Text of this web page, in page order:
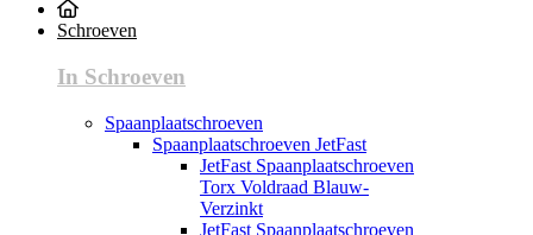
Schroeven
In Schroeven
Spaanplaatschroeven
Spaanplaatschroeven JetFast
JetFast Spaanplaatschroeven
Torx Voldraad Blauw-
Verzinkt
JetFast Spaanplaatschroeven